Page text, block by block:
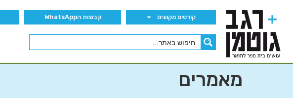
קורסים מקוונים קבוצות הWhatsApp
מאמרים